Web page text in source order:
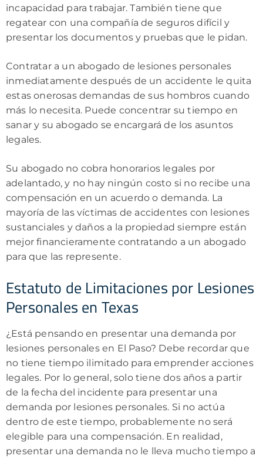
incapacidad para trabajar. También tiene que
regatear con una compañía de seguros difícil y
presentar los documentos y pruebas que le pidan.
Contratar a un abogado de lesiones personales
inmediatamente después de un accidente le quita
estas onerosas demandas de sus hombros cuando
más lo necesita. Puede concentrar su tiempo en
sanar y su abogado se encargará de los asuntos
legales.
Su abogado no cobra honorarios legales por
adelantado, y no hay ningún costo si no recibe una
compensación en un acuerdo o demanda. La
mayoría de las víctimas de accidentes con lesiones
sustanciales y daños a la propiedad siempre están
mejor financieramente contratando a un abogado
para que las represente.
Estatuto de Limitaciones por Lesiones
Personales en Texas
¿Está pensando en presentar una demanda por
lesiones personales en El Paso? Debe recordar que
no tiene tiempo ilimitado para emprender acciones
legales. Por lo general, solo tiene dos años a partir
de la fecha del incidente para presentar una
demanda por lesiones personales. Si no actúa
dentro de este tiempo, probablemente no será
elegible para una compensación. En realidad,
presentar una demanda no le lleva mucho tiempo a